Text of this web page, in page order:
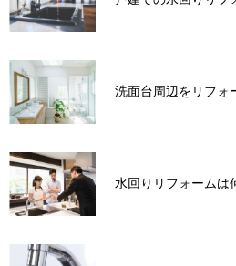
洗面台周辺をリフォ
水回りリフォームは